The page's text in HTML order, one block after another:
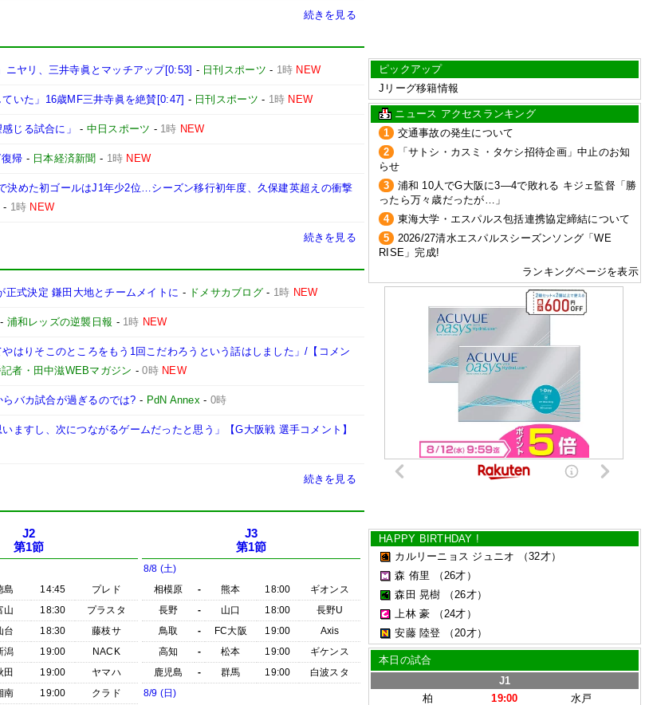
続きを見る
ニヤリ、三井寺眞とマッチアップ[0:53] - 日刊スポーツ - 1時 NEW
いた」16歳MF三井寺眞を絶賛[0:47] - 日刊スポーツ - 1時 NEW
じる試合に」 - 中日スポーツ - 1時 NEW
帰 - 日本経済新聞 - 1時 NEW
決めた初ゴールはJ1年少2位…シーズン移行初年度、久保建英超えの衝撃
- 1時 NEW
続きを見る
正式決定 鎌田大地とチームメイトに - ドメサカブログ- 1時 NEW
- 浦和レッズの逆襲日報 - 1時 NEW
はりそこのところをもう1回こだわろうという話はしました」/【コメン
者・田中滋WEBマガジン -0時 NEW
バカ試合が過ぎるのでは? - PdN Annex- 0時
ますし、次につながるゲームだったと思う」【G大阪戦 選手コメント】
続きを見る
J2
第1節
島 14:45
プレド
山 18:30
プラスタ
台 18:30
藤枝サ
潟 19:00
NACK
田 19:00
ヤマハ
南 19:00
クラド
J3
第1節
8/8 (土)
相模原
- 熊本 18:00
ギオンス
長野
- 山口 18:00
長野U
鳥取
- FC大阪 19:00
Axis
高知
- 松本 19:00
ギケンス
鹿児島
- 群馬 19:00
白波スタ
8/9 (日)
ピックアップ
Jリーグ移籍情報
ニュース アクセスランキング
1
交通事故の発生について
2
「サトシ・カスミ・タケシ招待企画」中止のお知
らせ
3
浦和 10人でG大阪に3―4で敗れる キジェ監督「勝
ったら万々歳だったが…」
4
東海大学・エスパルス包括連携協定締結について
5
2026/27清水エスパルスシーズンソング「WE
RISE」完成!
ランキングページを表示
HAPPY BIRTHDAY !
カルリーニョス ジュニオ
（32才）
森 侑里
（26才）
森田 晃樹
（26才）
上林 豪
（24才）
安藤 陸登
（20才）
本日の試合
J1
柏
19:00
水戸